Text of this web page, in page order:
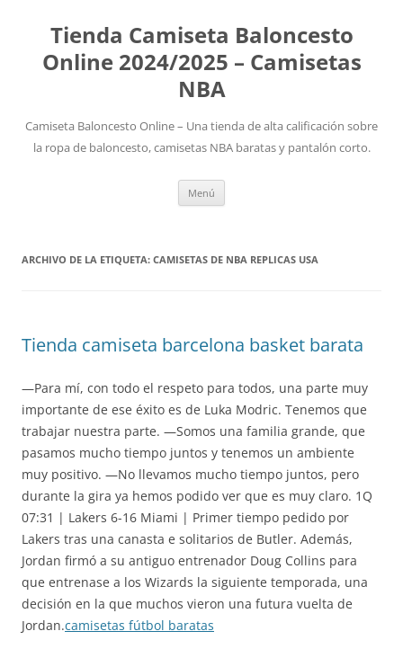
Tienda Camiseta Baloncesto
Online 2024/2025 – Camisetas
NBA
Camiseta Baloncesto Online – Una tienda de alta calificación sobre
la ropa de baloncesto, camisetas NBA baratas y pantalón corto.
Menú
ARCHIVO DE LA ETIQUETA: CAMISETAS DE NBA REPLICAS USA
Tienda camiseta barcelona basket barata
—Para mí, con todo el respeto para todos, una parte muy
importante de ese éxito es de Luka Modric. Tenemos que
trabajar nuestra parte. —Somos una familia grande, que
pasamos mucho tiempo juntos y tenemos un ambiente
muy positivo. —No llevamos mucho tiempo juntos, pero
durante la gira ya hemos podido ver que es muy claro. 1Q
07:31 | Lakers 6-16 Miami | Primer tiempo pedido por
Lakers tras una canasta e solitarios de Butler. Además,
Jordan firmó a su antiguo entrenador Doug Collins para
que entrenase a los Wizards la siguiente temporada, una
decisión en la que muchos vieron una futura vuelta de
Jordan.camisetas fútbol baratas